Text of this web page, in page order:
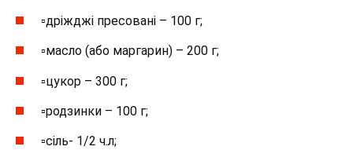
▫️дріжджі пресовані – 100 г;
▫️масло (або маргарин) – 200 г;
▫️цукор – 300 г;
▫️родзинки – 100 г;
▫️сіль- 1/2 ч.л;